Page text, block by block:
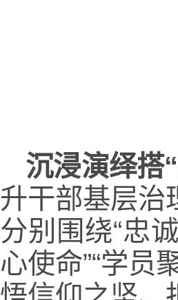
沉浸演绎搭
升干部基层治
分别围绕“忠
心使命”“学员